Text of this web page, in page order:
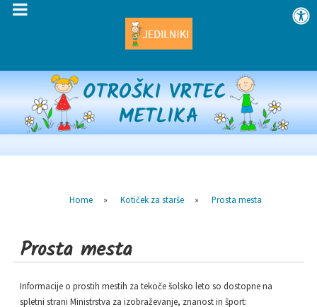
Home » Kotiček za starše » Prosta mesta
Prosta mesta
Informacije o prostih mestih za tekoče šolsko leto so dostopne na
spletni strani Ministrstva za izobraževanje, znanost in šport: